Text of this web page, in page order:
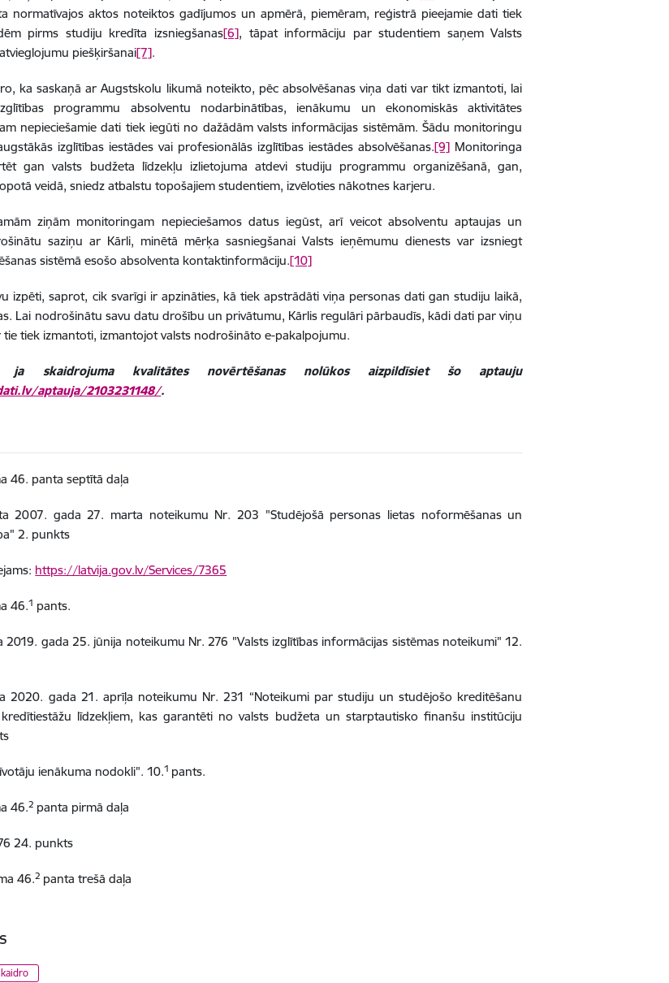
normatīvajos aktos noteiktos gadījumos un apmērā, piemēram, reģistrā pieejamie dati tiek
pirms studiju kredīta izsniegšanas[6], tāpat informāciju par studentiem saņem Valsts
piešķiršanai[7].
ka saskaņā ar Augstskolu likumā noteikto, pēc absolvēšanas viņa dati var tikt izmantoti, lai
programmu absolventu nodarbinātības, ienākumu un ekonomiskās aktivitātes
nepieciešamie dati tiek iegūti no dažādām valsts informācijas sistēmām. Šādu monitoringu
izglītības iestādes vai profesionālās izglītības iestādes absolvēšanas.[9] Monitoringa
gan valsts budžeta līdzekļu izlietojuma atdevi studiju programmu organizēšanā, gan,
veidā, sniedz atbalstu topošajiem studentiem, izvēloties nākotnes karjeru.
ziņām monitoringam nepieciešamos datus iegūst, arī veicot absolventu aptaujas un
saziņu ar Kārli, minētā mērķa sasniegšanai Valsts ieņēmumu dienests var izsniegt
sistēmā esošo absolventa kontaktinformāciju.[10]
izpēti, saprot, cik svarīgi ir apzināties, kā tiek apstrādāti viņa personas dati gan studiju laikā,
Lai nodrošinātu savu datu drošību un privātumu, Kārlis regulāri pārbaudīs, kādi dati par viņu
tiek izmantoti, izmantojot valsts nodrošināto e-pakalpojumu.
ja skaidrojuma kvalitātes novērtēšanas nolūkos aizpildīsiet šo aptauju
aptauja/2103231148/.
46. panta septītā daļa
2007. gada 27. marta noteikumu Nr. 203 "Studējošā personas lietas noformēšanas un
2. punkts
https://latvija.gov.lv/Services/7365
46.1 pants.
2019. gada 25. jūnija noteikumu Nr. 276 "Valsts izglītības informācijas sistēmas noteikumi" 12.
2020. gada 21. aprīļa noteikumu Nr. 231 “Noteikumi par studiju un studējošo kreditēšanu
līdzekļiem, kas garantēti no valsts budžeta un starptautisko finanšu institūciju
ienākuma nodokli". 10.1 pants.
46.2 panta pirmā daļa
24. punkts
46.2 panta trešā daļa